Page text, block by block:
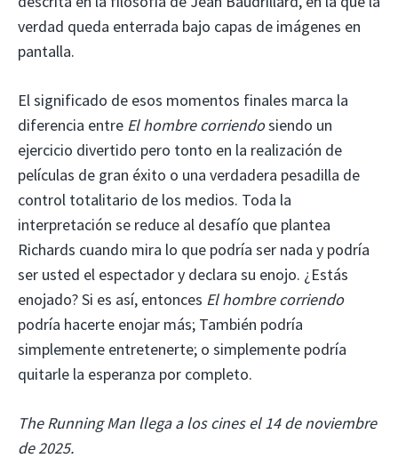
verdad queda enterrada bajo capas de imágenes en
pantalla.
El significado de esos momentos finales marca la
diferencia entre El hombre corriendosiendo un
ejercicio divertido pero tonto en la realización de
películas de gran éxito o una verdadera pesadilla de
control totalitario de los medios. Toda la
interpretación se reduce al desafío que plantea
Richards cuando mira lo que podría ser nada y podría
ser usted el espectador y declara su enojo. ¿Estás
enojado? Si es así, entonces El hombre corriendo
podría hacerte enojar más; También podría
simplemente entretenerte; o simplemente podría
quitarle la esperanza por completo.
The Running Man llega a los cines el 14 de noviembre
de 2025.